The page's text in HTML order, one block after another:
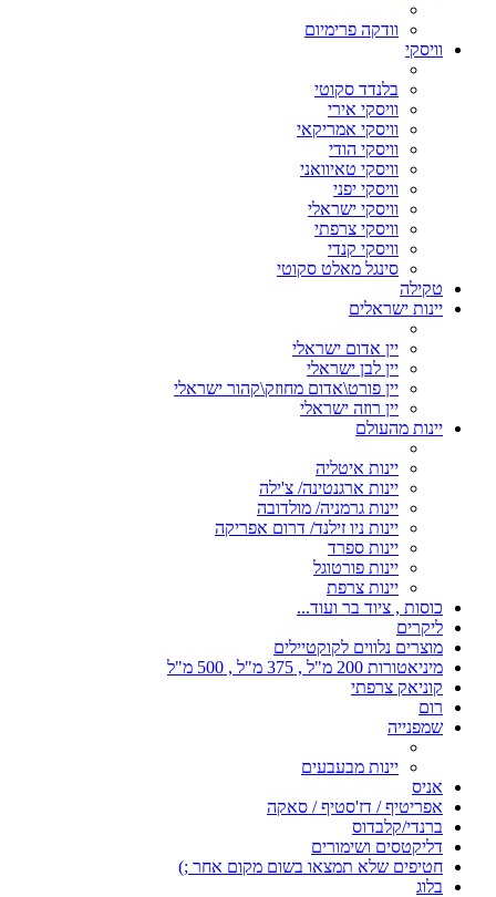
וודקה פרימיום
וויסקי
בלנדד סקוטי
וויסקי אירי
וויסקי אמריקאי
וויסקי הודי
וויסקי טאיוואני
וויסקי יפני
וויסקי ישראלי
וויסקי צרפתי
וויסקי קנדי
סינגל מאלט סקוטי
טקילה
יינות ישראלים
יין אדום ישראלי
יין לבן ישראלי
יין פורט\אדום מחוזק\קהור ישראלי
יין רוזה ישראלי
יינות מהעולם
יינות איטליה
יינות ארגנטינה/ צ'ילה
יינות גרמניה/ מולדובה
יינות ניו זילנד/ דרום אפריקה
יינות ספרד
יינות פורטוגל
יינות צרפת
כוסות , ציוד בר ועוד...
ליקרים
מוצרים נלווים לקוקטיילים
מיניאטורות 200 מ"ל , 375 מ"ל , 500 מ"ל
קוניאק צרפתי
רום
שמפנייה
יינות מבעבעים
אניס
אפריטיף / דז'סטיף / סאקה
ברנדי/קלבדוס
דליקטסים ושימורים
חטיפים שלא תמצאו בשום מקום אחר ;)
בלוג